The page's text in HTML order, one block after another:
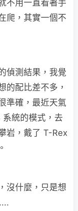
不用一直看著手
爬，其實一個不
偵測結果，我覺
的配比差不多，
準確，最近天氣
系統的模式，去
岩，戴了 T-Rex
沒什麼，只是想